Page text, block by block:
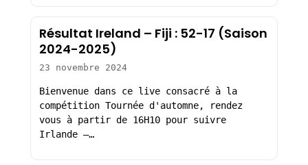
Résultat Ireland – Fiji : 52-17 (Saison
2024-2025)
23 novembre 2024
Bienvenue dans ce live consacré à la
compétition Tournée d'automne, rendez
vous à partir de 16H10 pour suivre
Irlande –…